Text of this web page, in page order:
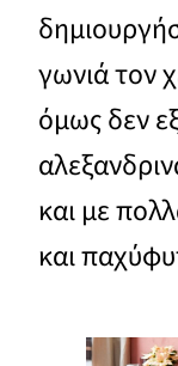
γωνιά τον
όμως δεν
και με
και